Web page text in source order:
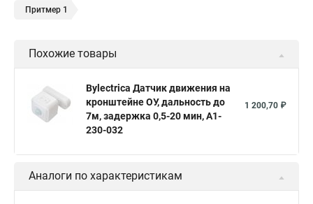
Притмер 1
Похожие товары
Bylectrica Датчик движения на
кронштейне ОУ, дальность до
7м, задержка 0,5-20 мин, А1-
230-032
1 200,70 ₽
Аналоги по характеристикам